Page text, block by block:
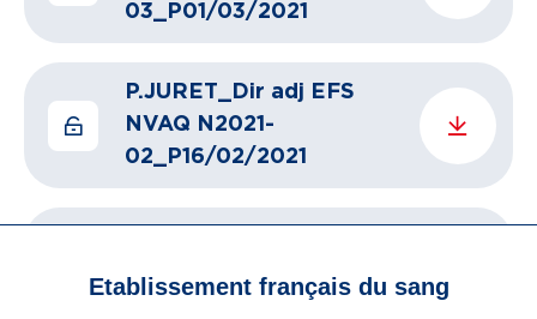
03_P01/03/2021
P.JURET_Dir adj EFS
NVAQ N2021-
02_P16/02/2021
01_P20/01/2021
Etablissement français du sang